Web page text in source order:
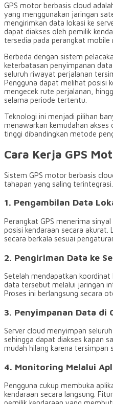
GPS motor berbasis cloud
yang menggunakan jaringan
mengirimkan data lokasi ke
dapat diakses oleh pemilik
tersedia pada perangkat mobile
Berbeda dengan sistem
keterbatasan penyimpanan
seluruh riwayat perjalanan
Pengguna dapat melihat posisi
mengecek rute perjalanan,
selama periode tertentu.
Teknologi ini menjadi pilihan
menawarkan kemudahan akses
tinggi dibandingkan metode
Cara Kerja GPS
Sistem GPS motor berbasis
tahapan yang saling terintegrasi.
1. Pengambilan Data
Perangkat GPS menerima
posisi kendaraan secara akurat.
secara berkala sesuai
2. Pengiriman Data ke
Setelah mendapatkan
data tersebut melalui jaringan
Proses ini berlangsung secara
3. Penyimpanan Data di
Server cloud menyimpan
sehingga dapat diakses kapan
mudah hilang karena tersimpan
4. Monitoring Melalui
Pengguna cukup membuka
kendaraan secara langsung.